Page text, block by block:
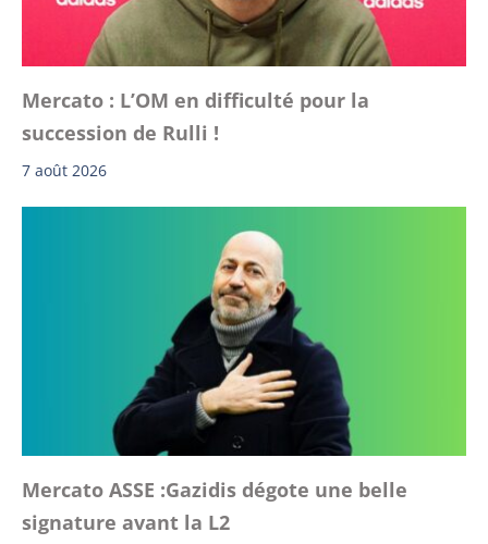
Mercato : L’OM en difficulté pour la
succession de Rulli !
7 août 2026
Mercato ASSE :Gazidis dégote une belle
signature avant la L2